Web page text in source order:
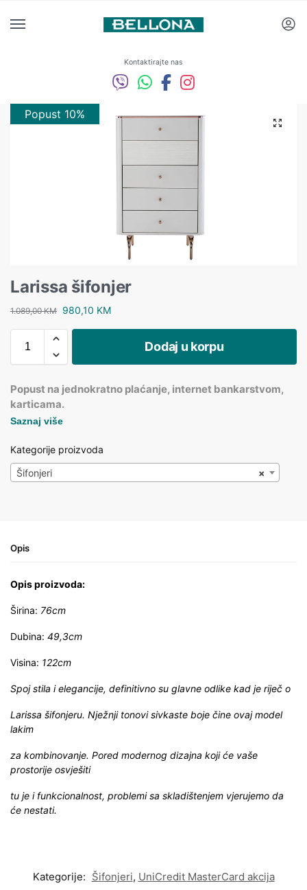
Kontaktirajte nas
Popust 10%
Larissa šifonjer
1.089,00KM 980,10 KM
Dodaj u korpu
Popust na jednokratno plaćanje, internet bankarstvom,
karticama.
Saznaj više
Kategorije proizvoda
×
Šifonjeri
Opis
Opis proizvoda:
Širina: 76cm
Dubina: 49,3cm
Visina: 122cm
Spoj stila i elegancije, definitivno su glavne odlike kad je riječ o
Larissa šifonjeru. Nježnji tonovi sivkaste boje čine ovaj model
lakim
za kombinovanje. Pored modernog dizajna koji će vaše
prostorije osvješiti
tu je i funkcionalnost, problemi sa skladištenjem vjerujemo da
će nestati.
Kategorije: Šifonjeri, UniCredit MasterCard akcija